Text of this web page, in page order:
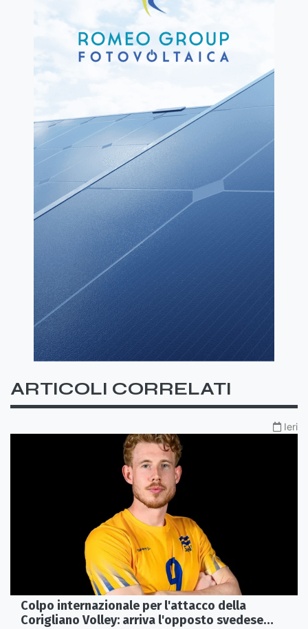
ARTICOLI CORRELATI
Ieri
Colpo internazionale per l'attacco della
Corigliano Volley: arriva l'opposto svedese